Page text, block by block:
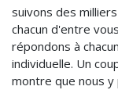
suivons des
chacun d'entre
répondons à
individuelle. Un
montre que nous